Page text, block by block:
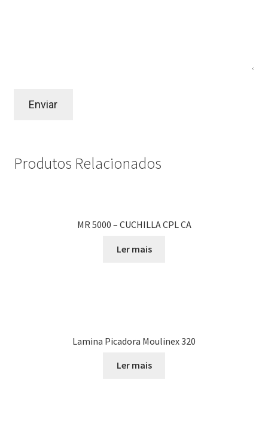
Produtos Relacionados
MR 5000 – CUCHILLA CPL CA
Ler mais
Lamina Picadora Moulinex 320
Ler mais